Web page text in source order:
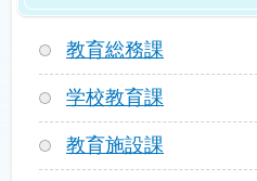
教育総務課
学校教育課
教育施設課